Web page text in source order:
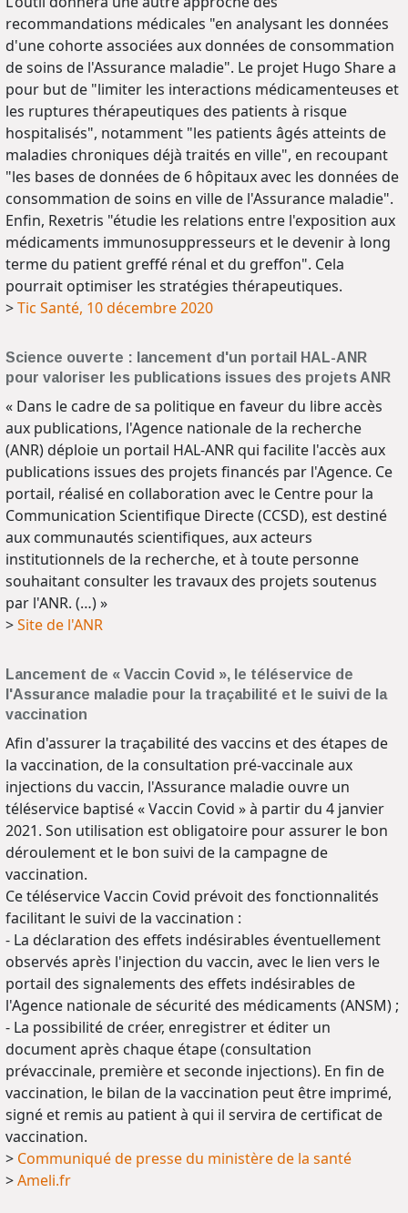
recommandations médicales "en analysant les données
d'une cohorte associées aux données de consommation
de soins de l'Assurance maladie". Le projet Hugo Share a
pour but de "limiter les interactions médicamenteuses et
les ruptures thérapeutiques des patients à risque
hospitalisés", notamment "les patients âgés atteints de
maladies chroniques déjà traités en ville", en recoupant
"les bases de données de 6 hôpitaux avec les données de
consommation de soins en ville de l'Assurance maladie".
Enfin, Rexetris "étudie les relations entre l'exposition aux
médicaments immunosuppresseurs et le devenir à long
terme du patient greffé rénal et du greffon". Cela
pourrait optimiser les stratégies thérapeutiques.
>Tic Santé, 10 décembre 2020
Science ouverte : lancement d'un portail HAL-ANR
pour valoriser les publications issues des projets ANR
« Dans le cadre de sa politique en faveur du libre accès
aux publications, l'Agence nationale de la recherche
(ANR) déploie un portail HAL-ANR qui facilite l'accès aux
publications issues des projets financés par l'Agence. Ce
portail, réalisé en collaboration avec le Centre pour la
Communication Scientifique Directe (CCSD), est destiné
aux communautés scientifiques, aux acteurs
institutionnels de la recherche, et à toute personne
souhaitant consulter les travaux des projets soutenus
par l'ANR. (…) »
>Site de l'ANR
Lancement de « Vaccin Covid », le téléservice de
l'Assurance maladie pour la traçabilité et le suivi de la
vaccination
Afin d'assurer la traçabilité des vaccins et des étapes de
la vaccination, de la consultation pré-vaccinale aux
injections du vaccin, l'Assurance maladie ouvre un
téléservice baptisé « Vaccin Covid » à partir du 4 janvier
2021. Son utilisation est obligatoire pour assurer le bon
déroulement et le bon suivi de la campagne de
vaccination.
Ce téléservice Vaccin Covid prévoit des fonctionnalités
facilitant le suivi de la vaccination :
- La déclaration des effets indésirables éventuellement
observés après l'injection du vaccin, avec le lien vers le
portail des signalements des effets indésirables de
l'Agence nationale de sécurité des médicaments (ANSM) ;
- La possibilité de créer, enregistrer et éditer un
document après chaque étape (consultation
prévaccinale, première et seconde injections). En fin de
vaccination, le bilan de la vaccination peut être imprimé,
signé et remis au patient à qui il servira de certificat de
vaccination.
> Communiqué de presse du ministère de la santé
>Ameli.fr